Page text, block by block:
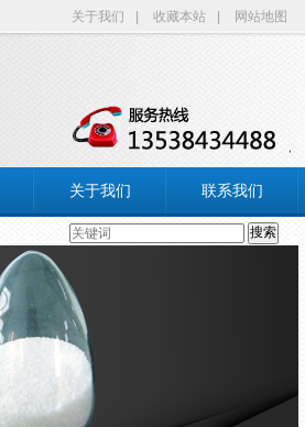
关于我们 收藏本站 网站地图
关于我们 联系我们